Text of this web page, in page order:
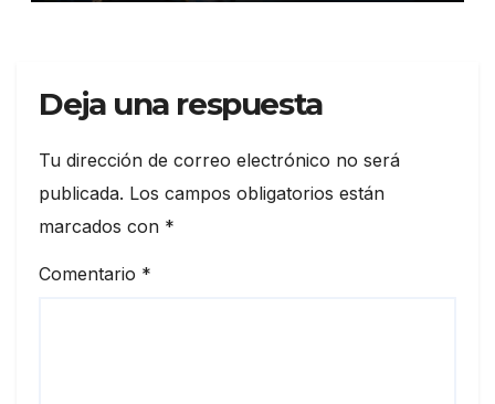
Deja una respuesta
Tu dirección de correo electrónico no será
publicada. Los campos obligatorios están
marcados con *
Comentario *